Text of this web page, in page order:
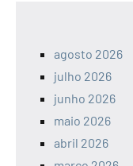
agosto 2026
julho 2026
junho 2026
maio 2026
abril 2026